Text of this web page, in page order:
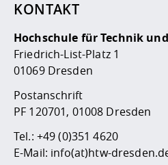
KONTAKT
Hochschule für Technik
Friedrich-List-Platz 1
01069 Dresden
Postanschrift
PF 120701, 01008 Dresden
Tel.: +49 (0)351 4620
E-Mail: info(at)htw-